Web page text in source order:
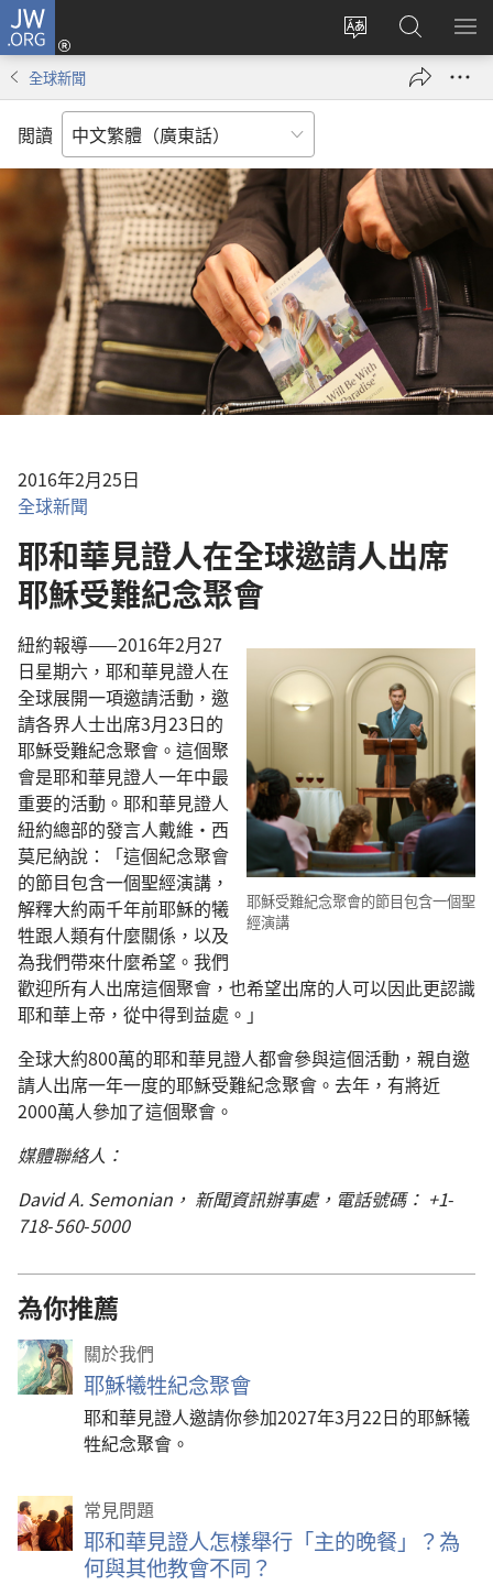
JW.ORG
更
言
登
錄
（開
窗）
搜
尋
JW.ORG
顯
全球新聞
閲讀
2016年2月25日
全球新聞
耶和華見證人在全球邀請人出席
耶穌受難紀念聚會
耶穌受難紀念聚會的節目包含一個聖
經演講
紐約報導——2016年2月27
日星期六，耶和華見證人在
全球展開一項邀請活動，邀
請各界人士出席3月23日的
耶穌受難紀念聚會。這個聚
會是耶和華見證人一年中最
重要的活動。耶和華見證人
紐約總部的發言人戴維·西
莫尼納說：「這個紀念聚會
的節目包含一個聖經演講，
解釋大約兩千年前耶穌的犧
牲跟人類有什麼關係，以及
為我們帶來什麼希望。我們
歡迎所有人出席這個聚會，也希望出席的人可以因此更認識
耶和華上帝，從中得到益處。」
全球大約800萬的耶和華見證人都會參與這個活動，親自邀
請人出席一年一度的耶穌受難紀念聚會。去年，有將近
2000萬人參加了這個聚會。
媒體聯絡人：
David A. Semonian， 新聞資訊辦事處，電話號碼： +1-
718-560-5000
為你推薦
關於我們
耶穌犧牲紀念聚會
耶和華見證人邀請你參加2027年3月22日的耶穌犧
牲紀念聚會。
常見問題
耶和華見證人怎樣舉行「主的晚餐」？為
何與其他教會不同？